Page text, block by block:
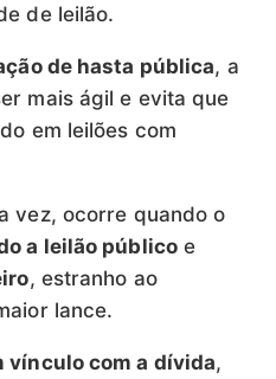
de leilão.
de hasta pública, a
mais ágil e evita que
em leilões com
vez, ocorre quando o
a leilão públicoe
, estranho ao
lance.
vínculo com a dívida,